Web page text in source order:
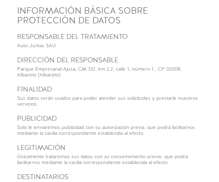
INFORMACIÓN BÁSICA SOBRE
PROTECCIÓN DE DATOS
RESPONSABLE DEL TRATAMIENTO
Auto Juntas SAU
DIRECCIÓN DEL RESPONSABLE
Parque Empresarial Ajusa, CM 332, km 2,2, calle 1, número 1., CP 02008,
Albacete (Albacete)
FINALIDAD
Sus datos serán usados para poder atender sus solicitudes y prestarle nuestros
servicios.
PUBLICIDAD
Solo le enviaremos publicidad con su autorización previa, que podrá facilitarnos
mediante la casilla correspondiente establecida al efecto.
LEGITIMACIÓN
Únicamente trataremos sus datos con su consentimiento previo, que podrá
facilitarnos mediante la casilla correspondiente establecida al efecto.
DESTINATARIOS